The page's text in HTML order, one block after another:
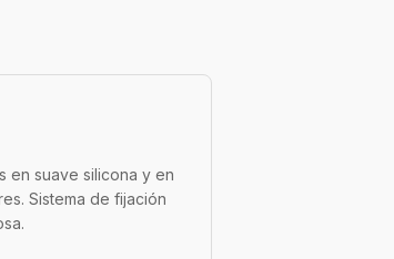
en suave silicona y en
Sistema de fijación